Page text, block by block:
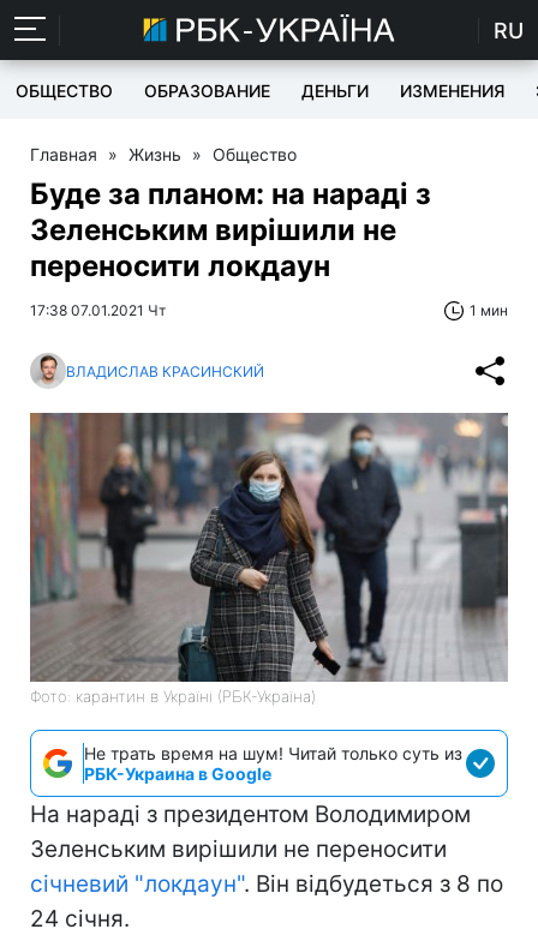
RU
ОБЩЕСТВО ОБРАЗОВАНИЕ ДЕНЬГИ ИЗМЕНЕНИЯ
Главная » Жизнь » Общество
Буде за планом: на нараді з
Зеленським вирішили не
переносити локдаун
17:38 07.01.2021 Чт 1 мин
ВЛАДИСЛАВ КРАСИНСКИЙ
Фото: карантин в Україні (РБК-Україна)
Не трать время на шум! Читай только суть из
РБК-Украина в Google
На нараді з президентом Володимиром
Зеленським вирішили не переносити
січневий "локдаун". Він відбудеться з 8 по
24 січня.